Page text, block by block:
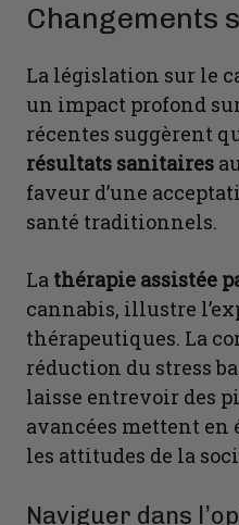
Changements
La législation sur le
un impact profond
récentes suggèrent
résultats sanitaires
faveur d’une
santé traditionnels.
La thérapie assistée
cannabis, illustre
thérapeutiques. La
réduction du stress
laisse entrevoir des
avancées mettent en
les attitudes de la
Naviguer dans